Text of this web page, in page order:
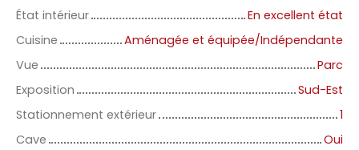
État intérieur
En excellent état
Cuisine
Aménagée et équipée/Indépendante
Vue
Parc
Exposition
Sud-Est
Stationnement extérieur
1
Cave
Oui